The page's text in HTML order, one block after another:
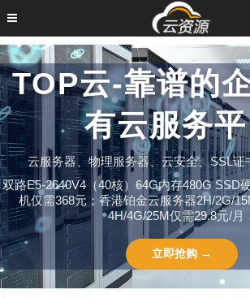
TOP云-靠谱的
有云服务
云服务器、物理服务器、云安全、SSL证
双路E5-2640V4（40核）64G内存480G SSD
机仅需368元；香港铂金云服务器2H/2G/
4H/4G/25M仅需29.8元/月
立即抢购 →